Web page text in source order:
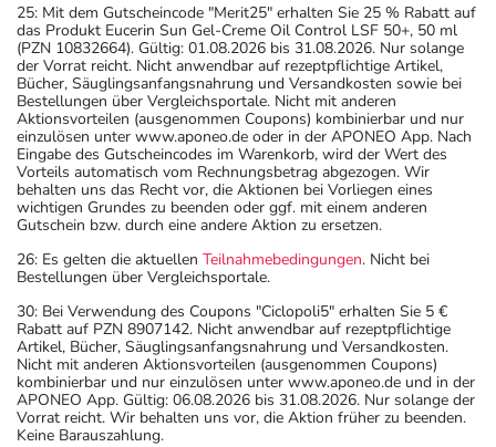
25: Mit dem Gutscheincode "Merit25" erhalten Sie 25 % Rabatt auf
das Produkt Eucerin Sun Gel-Creme Oil Control LSF 50+, 50 ml
(PZN 10832664). Gültig: 01.08.2026 bis 31.08.2026. Nur solange
der Vorrat reicht. Nicht anwendbar auf rezeptpflichtige Artikel,
Bücher, Säuglingsanfangsnahrung und Versandkosten sowie bei
Bestellungen über Vergleichsportale. Nicht mit anderen
Aktionsvorteilen (ausgenommen Coupons) kombinierbar und nur
einzulösen unter www.aponeo.de oder in der APONEO App. Nach
Eingabe des Gutscheincodes im Warenkorb, wird der Wert des
Vorteils automatisch vom Rechnungsbetrag abgezogen. Wir
behalten uns das Recht vor, die Aktionen bei Vorliegen eines
wichtigen Grundes zu beenden oder ggf. mit einem anderen
Gutschein bzw. durch eine andere Aktion zu ersetzen.
26: Es gelten die aktuellen Teilnahmebedingungen. Nicht bei
Bestellungen über Vergleichsportale.
30: Bei Verwendung des Coupons "Ciclopoli5" erhalten Sie 5 €
Rabatt auf PZN 8907142. Nicht anwendbar auf rezeptpflichtige
Artikel, Bücher, Säuglingsanfangsnahrung und Versandkosten.
Nicht mit anderen Aktionsvorteilen (ausgenommen Coupons)
kombinierbar und nur einzulösen unter www.aponeo.de und in der
APONEO App. Gültig: 06.08.2026 bis 31.08.2026. Nur solange der
Vorrat reicht. Wir behalten uns vor, die Aktion früher zu beenden.
Keine Barauszahlung.